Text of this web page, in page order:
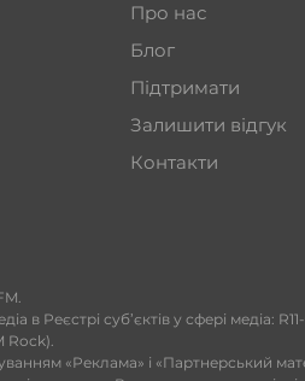
Про нас
Блог
Підтримати
Залишити відгук
Контакти
в Реєстрі суб’єктів у сфері медіа:
Rock).
«Реклама» і «Партнерський